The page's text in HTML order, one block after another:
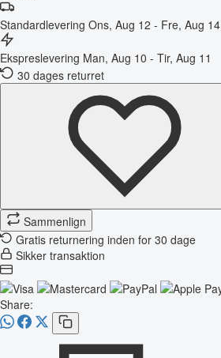
Standardlevering Ons, Aug 12 - Fre, Aug 14
Ekspreslevering Man, Aug 10 - Tir, Aug 11
30 dages returret
Sammenlign
Gratis returnering inden for 30 dage
Sikker transaktion
Share: